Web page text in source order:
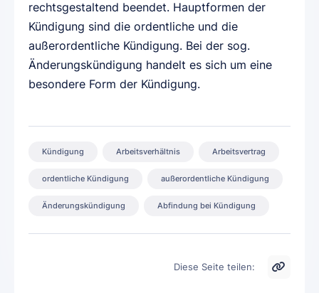
rechtsgestaltend beendet. Hauptformen der
Kündigung sind die ordentliche und die
außerordentliche Kündigung. Bei der sog.
Änderungskündigung handelt es sich um eine
besondere Form der Kündigung.
Kündigung Arbeitsverhältnis Arbeitsvertrag
ordentliche Kündigung außerordentliche Kündigung
Änderungskündigung Abfindung bei Kündigung
Diese Seite teilen: